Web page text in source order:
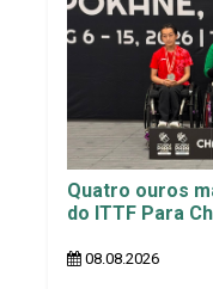
Quatro ouros
do ITTF Para
08.08.2026